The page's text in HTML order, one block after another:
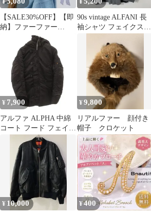
¥
【SALE30%OFF】【即
納】ファーファー
FURFUR アクセサリー
26春夏 リボンシュシュ
小物 ギフト ヘアアクセ
サリー rwga261535
¥
90s vintage ALFANI 長
袖シャツ フェイクスエ
¥ 7,900
アルファ ALPHA 中綿
コート フード フェイク
ファー ひざ丈 L 黒 ブ
ラック /FF ■GY61
¥9,800
リアルファー 顔付き
帽子 クロケット
¥ 10,000 ¥400